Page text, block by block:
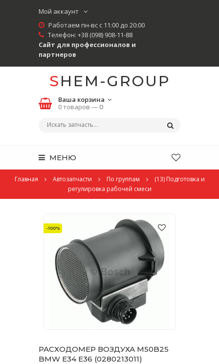
Мой аккаунт
Работаем пн-вс с 11:00 до 20:00
Телефон: +38 (098) 908-11-88
Сайт для профессионалов и
партнеров
SHEM-GROUP
Ваша корзина
0 товаров —0
МЕНЮ
Главная Автозапчасти По группам
(13) Подготовка и
регулировка рабочей смеси
-100%
РАСХОДОМЕР ВОЗДУХА M50B25
BMW E34 E36 (0280213011)